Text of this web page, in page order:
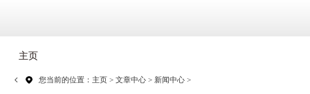
主页
您当前的位置： 主页> 文章中心> 新闻中心>